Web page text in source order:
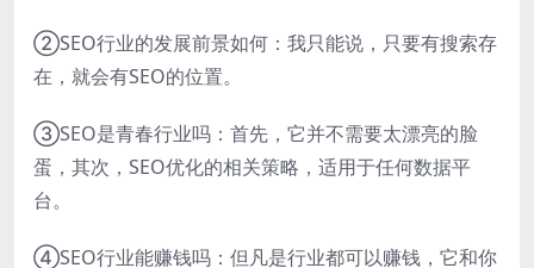
②SEO行业的发展前景如何：我只能说，只要有搜索存
在，就会有SEO的位置。
③SEO是青春行业吗：首先，它并不需要太漂亮的脸
蛋，其次，SEO优化的相关策略，适用于任何数据平
台。
④SEO行业能赚钱吗：但凡是行业都可以赚钱，它和你